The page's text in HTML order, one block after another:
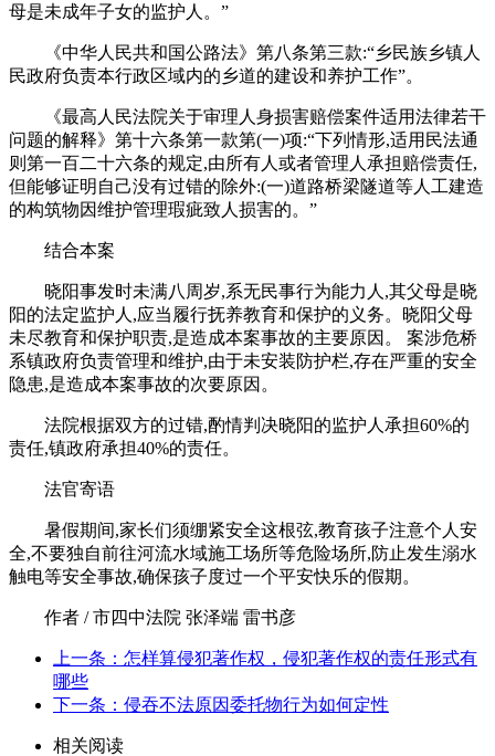
母是未成年子女的监护人。”
《中华人民共和国公路法》第八条第三款:“乡民族乡镇人
民政府负责本行政区域内的乡道的建设和养护工作”。
《最高人民法院关于审理人身损害赔偿案件适用法律若干
问题的解释》第十六条第一款第(一)项:“下列情形,适用民法通
则第一百二十六条的规定,由所有人或者管理人承担赔偿责任,
但能够证明自己没有过错的除外:(一)道路桥梁隧道等人工建造
的构筑物因维护管理瑕疵致人损害的。”
结合本案
晓阳事发时未满八周岁,系无民事行为能力人,其父母是晓
阳的法定监护人,应当履行抚养教育和保护的义务。晓阳父母
未尽教育和保护职责,是造成本案事故的主要原因。 案涉危桥
系镇政府负责管理和维护,由于未安装防护栏,存在严重的安全
隐患,是造成本案事故的次要原因。
法院根据双方的过错,酌情判决晓阳的监护人承担60%的
责任,镇政府承担40%的责任。
法官寄语
暑假期间,家长们须绷紧安全这根弦,教育孩子注意个人安
全,不要独自前往河流水域施工场所等危险场所,防止发生溺水
触电等安全事故,确保孩子度过一个平安快乐的假期。
作者 / 市四中法院 张泽端 雷书彦
上一条：怎样算侵犯著作权，侵犯著作权的责任形式有
哪些
下一条：侵吞不法原因委托物行为如何定性
相关阅读